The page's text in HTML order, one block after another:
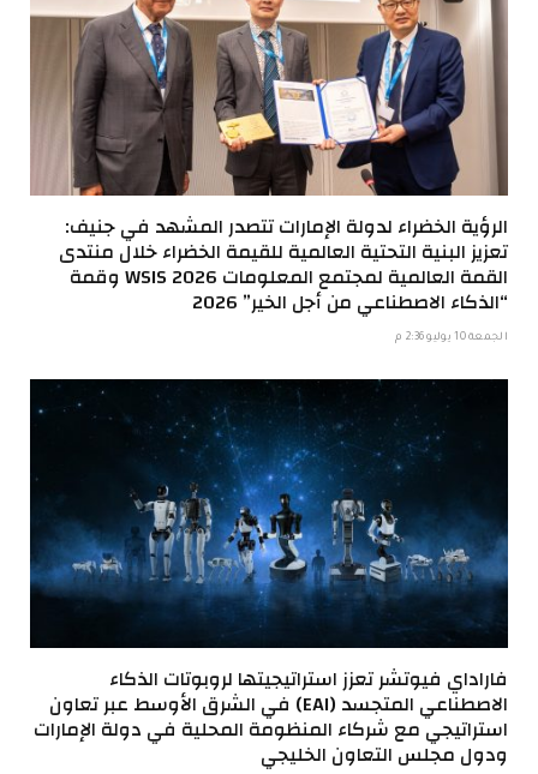
الرؤية الخضراء لدولة الإمارات تتصدر المشهد في جنيف:
تعزيز البنية التحتية العالمية للقيمة الخضراء خلال منتدى
القمة العالمية لمجتمع المعلومات WSIS 2026 وقمة
“الذكاء الاصطناعي من أجل الخير” 2026
الجمعة 10 يوليو 2:36 م
فاراداي فيوتشر تعزز استراتيجيتها لروبوتات الذكاء
الاصطناعي المتجسد (EAI) في الشرق الأوسط عبر تعاون
استراتيجي مع شركاء المنظومة المحلية في دولة الإمارات
ودول مجلس التعاون الخليجي